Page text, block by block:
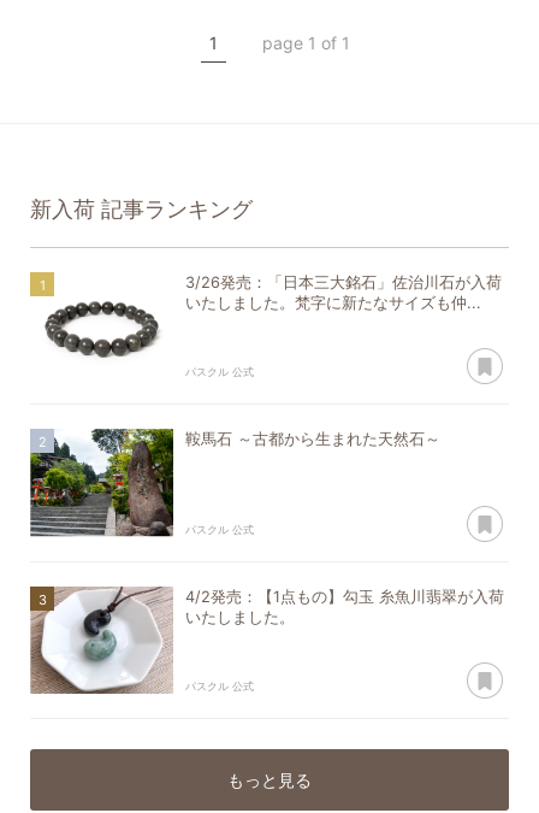
オレンジタイガーアイ
1 page 1 of 1
新入荷 記事ランキング
3/26発売：「日本三大銘石」佐治川石が入荷
いたしました。梵字に新たなサイズも仲...
パスクル 公式
鞍馬石 ～古都から生まれた天然石～
パスクル 公式
4/2発売：【1点もの】勾玉 糸魚川翡翠が入荷
いたしました。
パスクル 公式
もっと見る